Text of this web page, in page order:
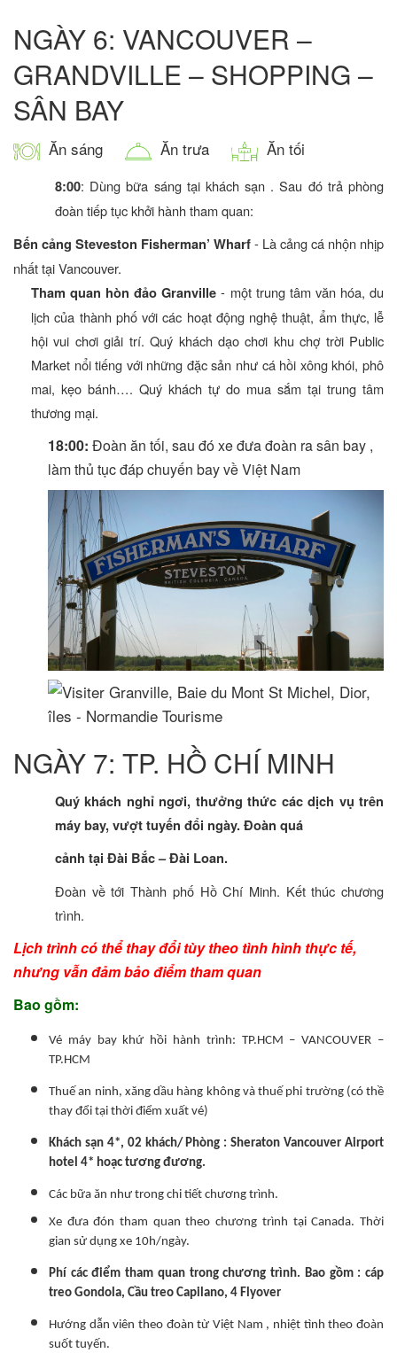
NGÀY 6: VANCOUVER –
GRANDVILLE – SHOPPING –
SÂN BAY
Ăn sáng Ăn trưa Ăn tối
8:00: Dùng bữa sáng tại khách sạn . Sau đó trả phòng
đoàn tiếp tục khởi hành tham quan:
Bến cảng Steveston Fisherman’ Wharf- Là cảng cá nhộn nhịp
nhất tại Vancouver.
Tham quan hòn đảo Granville - một trung tâm văn hóa, du
lịch của thành phố với các hoạt động nghệ thuật, ẩm thực, lễ
hội vui chơi giải trí. Quý khách dạo chơi khu chợ trời Public
Market nổi tiếng với những đặc sản như cá hồi xông khói, phô
mai, kẹo bánh…. Quý khách tự do mua sắm tại trung tâm
thương mại.
18:00: Đoàn ăn tối, sau đó xe đưa đoàn ra sân bay ,
làm thủ tục đáp chuyến bay về Việt Nam
NGÀY 7: TP. HỒ CHÍ MINH
Quý khách nghỉ ngơi, thưởng thức các dịch vụ trên
máy bay, vượt tuyến đổi ngày. Đoàn quá
cảnh tại Đài Bắc – Đài Loan.
Đoàn về tới Thành phố Hồ Chí Minh. Kết thúc chương
trình.
Lịch trình có thể thay đổi tùy theo tình hình thực tế,
nhưng vẫn đảm bảo điểm tham quan
Bao gồm:
Vé máy bay khứ hồi hành trình: TP.HCM – VANCOUVER –
TP.HCM
Thuế an ninh, xăng dầu hàng không và thuế phi trường (có thề
thay đổi tại thời điểm xuất vé)
Khách sạn 4*, 02 khách/ Phòng : Sheraton Vancouver Airport
hotel 4* hoạc tương đương.
Các bữa ăn như trong chi tiết chương trình.
Xe đưa đón tham quan theo chương trình tại Canada. Thời
gian sử dụng xe 10h/ngày.
Phí các điểm tham quan trong chương trình. Bao gồm : cáp
treo Gondola, Cầu treo Capilano, 4 Flyover
Hướng dẫn viên theo đoàn từ Việt Nam , nhiệt tình theo đoàn